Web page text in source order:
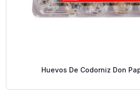
Huevos De Codorniz Don